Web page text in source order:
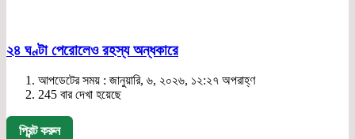
২৪ ঘণ্টা পেরোলেও রহস্য অন্ধকারে
আপডেটের সময় : জানুয়ারি, ৬, ২০২৬, ১২:২৭ অপরাহ্ণ
245 বার দেখা হয়েছে
প্রিন্ট করুন